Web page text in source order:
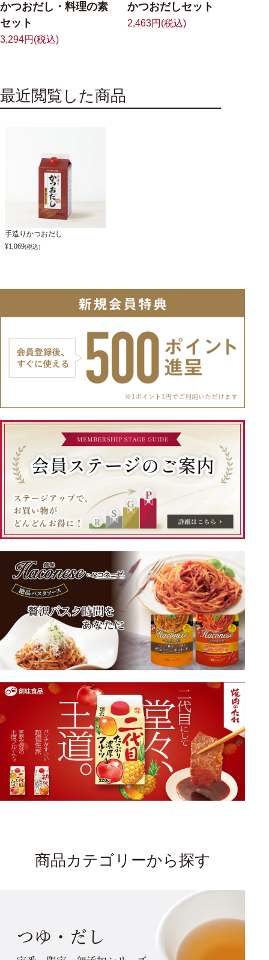
かつおだし・料理の素
セット
3,294円(税込)
かつおだしセット
2,463円(税込)
最近閲覧した商品
手造りかつおだし
¥1,069(税込)
商品カテゴリーから探す